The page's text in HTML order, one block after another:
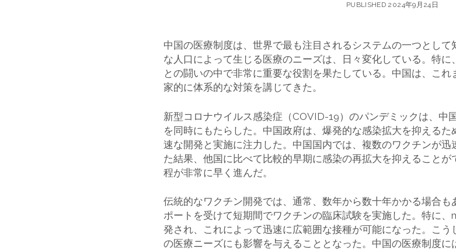
PUBLISHED 2024年9月24日
中国の医療制度は、世界で最も注目されるシステムの一つとして
な人口によって生じる医療のニーズは、日々変化している。特
との闘いの中で非常に重要な役割を果たしている。中国は、こ
家的に体系的な対策を講じてきた。
新型コロナウイルス感染症（COVID-19）のパンデミックは、中
を同時にもたらした。中国政府は、爆発的な感染拡大を抑える
速な開発と実施に注力した。中国国内では、複数のワクチンが
た結果、他国に比べて比較的早期に感染の再拡大を抑えること
程が非常に早く進んだ。
伝統的なワクチン開発では、通常、数年から数十年かかる場合
ポートを受けて短期間でワクチンの臨床試験を実施した。特に
発され、これによって迅速に広範囲な接種が可能になった。こ
の医療ニーズにも影響を与えることとなった。中国の医療制度